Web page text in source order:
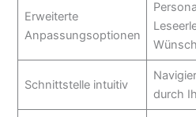
Erweiterte
Anpassungsoptionen
Schnittstelle intuitiv
durch